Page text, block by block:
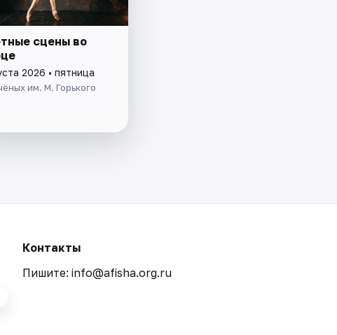
сцены во
2026 • пятница
им. М. Горького
Контакты
Пишите: info@afisha.org.ru